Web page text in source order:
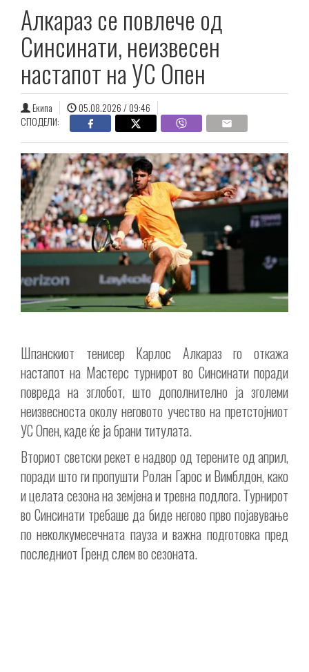
Алкараз се повлече од
Синсинати, неизвесен
настапот на УС Опен
Екипа
05.08.2026 / 09:46
СПОДЕЛИ:
Шпанскиот тенисер Карлос Алкараз го откажа
настапот на Мастерс турнирот во Синсинати поради
повреда на зглобот, што дополнително ја зголеми
неизвесноста околу неговото учество на претстојниот
УС Опен, каде ќе ја брани титулата.
Вториот светски рекет е надвор од терените од април,
поради што ги пропушти Ролан Гарос и Вимблдон, како
и целата сезона на земјена и тревна подлога. Турнирот
во Синсинати требаше да биде негово прво појавување
по неколкумесечната пауза и важна подготовка пред
последниот Гренд слем во сезоната.